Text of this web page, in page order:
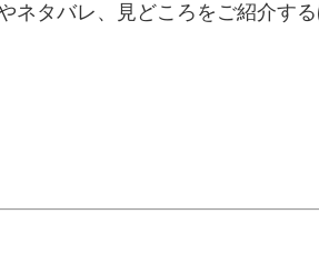
タバレ、見どころをご紹介す